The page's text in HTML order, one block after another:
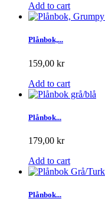
Add to cart
Plånbok,...
159,00 kr
Add to cart
Plånbok...
179,00 kr
Add to cart
Plånbok...